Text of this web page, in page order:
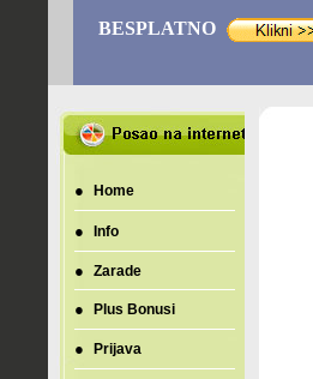
BESPLATNO
● Home
● Info
● Zarade
● Plus Bonusi
● Prijava